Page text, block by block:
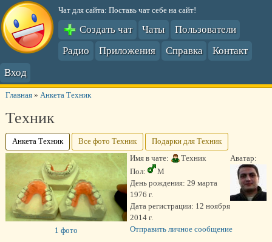
Чат для сайта: Поставь чат себе на сайт!
Создать чат Чаты
Пользователи
Радио
Приложения Справка
Контакт
Вход
Главная» Анкета Техник
Техник
Анкета Техник Все фото Техник
Подарки для Техник
Аватар:
1 фото
Имя в чате:
Техник
Пол:
М
День рождения: 29 марта
1976 г.
Дата регистрации: 12 ноября
2014 г.
Отправить личное сообщение